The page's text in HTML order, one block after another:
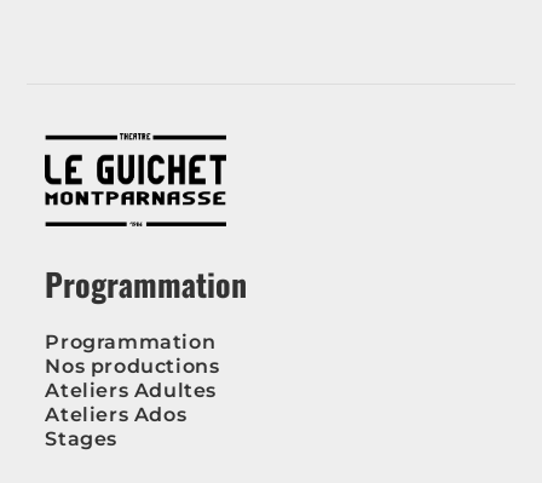
Programmation
Programmation
Nos productions
Ateliers Adultes
Ateliers Ados
Stages